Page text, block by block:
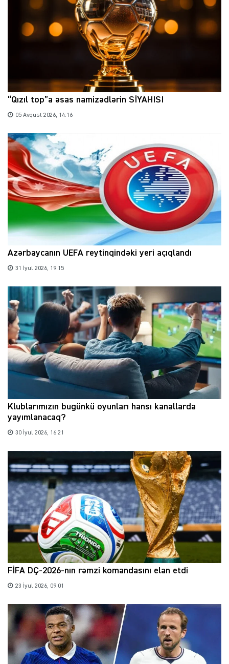
“Qızıl top”a əsas namizədlərin SİYAHISI
05 Avqust 2026, 14:16
Azərbaycanın UEFA reytinqindəki yeri açıqlandı
31 İyul 2026, 19:15
Klublarımızın bugünkü oyunları hansı kanallarda
yayımlanacaq?
30 İyul 2026, 16:21
FİFA DÇ-2026-nın rəmzi komandasını elan etdi
23 İyul 2026, 09:01